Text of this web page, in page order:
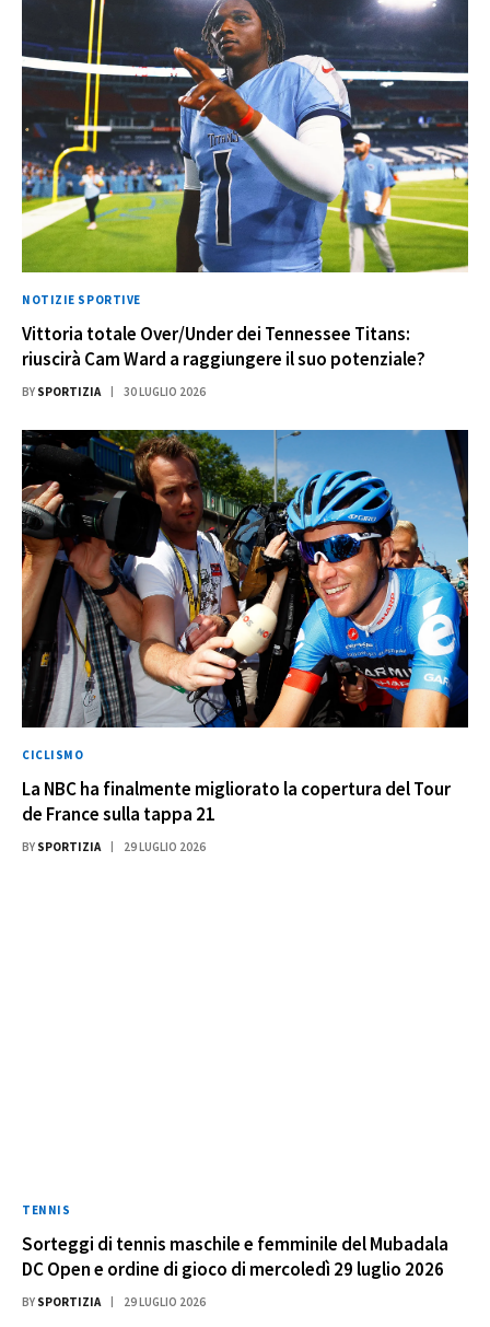
NOTIZIE SPORTIVE
Vittoria totale Over/Under dei Tennessee Titans:
riuscirà Cam Ward a raggiungere il suo potenziale?
BY SPORTIZIA 30 LUGLIO 2026
CICLISMO
La NBC ha finalmente migliorato la copertura del Tour
de France sulla tappa 21
BY SPORTIZIA 29 LUGLIO 2026
TENNIS
Sorteggi di tennis maschile e femminile del Mubadala
DC Open e ordine di gioco di mercoledì 29 luglio 2026
BY SPORTIZIA 29 LUGLIO 2026